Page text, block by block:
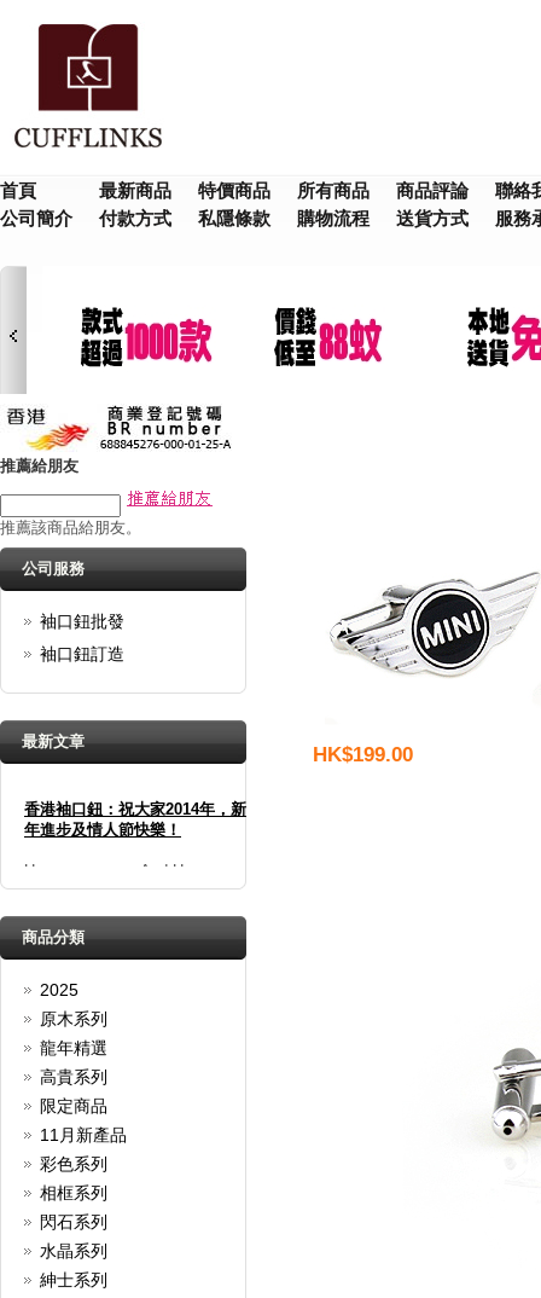
首頁 最新商品 特價商品 所有商品 商品評論
聯絡
公司簡介
付款方式 私隱條款 購物流程 送貨方式 服務
推薦給朋友
推薦該商品給朋友。
公司服務
袖口鈕批發
袖口鈕訂造
最新文章
香港袖口鈕：祝大家2014年，新
年進步及情人節快樂！
Happy new year And Happy
春季優惠：買三送一！
詳細
聖誕快樂＋新年快樂！
聖誕佳節將至，香港袖口鈕精心
預備各式各樣的袖口鈕，讓您在
溫馨的節日，為各摯愛親友送上
最貼心的禮物，一同於這個聖誕
佳節展現動人的一面！
詳細
現金回贈
詳細
夏日優惠
商品分類
2025
原木系列
龍年精選
高貴系列
限定商品
11月新產品
彩色系列
相框系列
閃石系列
水晶系列
紳士系列
HK$199.00